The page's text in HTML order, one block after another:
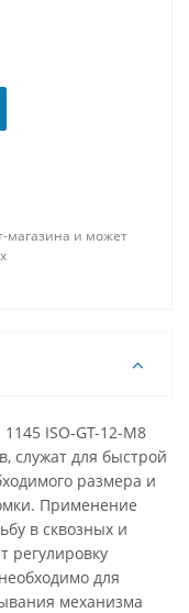
магазина и может
ISO-GT-12-M8
служат для быстрой
размера и
Применение
в сквозных и
регулировку
для
механизма